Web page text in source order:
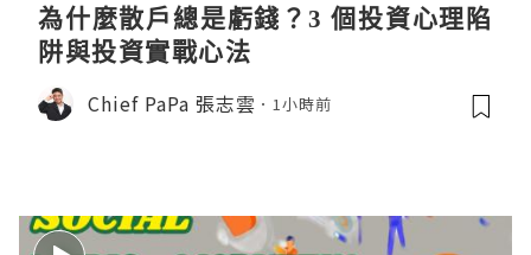
為什麼散戶總是虧錢？3 個投資心理陷
阱與投資實戰心法
Chief PaPa 張志雲 1小時前